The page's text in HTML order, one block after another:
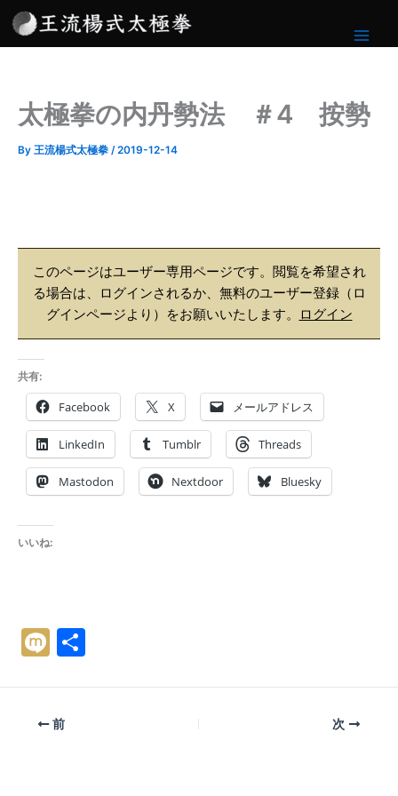
を
太極拳の内丹勢法 ＃4 按勢
By 王流楊式太極拳 /2019-12-14
このページはユーザー専用ページです。閲覧を希望され
る場合は、ログインされるか、無料のユーザー登録（ロ
グインページより）をお願いいたします。
ログイン
共有:
Facebook X メールアドレス
LinkedIn Tumblr Threads
Mastodon Nextdoor Bluesky
いいね:
M
i
前 次